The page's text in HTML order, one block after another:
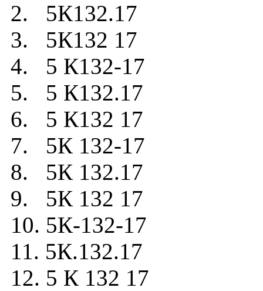
2. 5К132.17
3. 5К132 17
4. 5 К132-17
5. 5 К132.17
6. 5 К132 17
7. 5К 132-17
8. 5К 132.17
9. 5К 132 17
10. 5К-132-17
11. 5К.132.17
12. 5 К 132 17